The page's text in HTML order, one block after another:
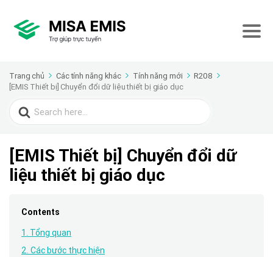
Trang chủ Các tính năng khác Tính năng mới
R208
[EMIS Thiết bị] Chuyển đổi dữ liệu thiết bị giáo dục
Search
for:
[EMIS Thiết bị] Chuyển đổi dữ
liệu thiết bị giáo dục
Contents
1. Tổng quan
2. Các bước thực hiện